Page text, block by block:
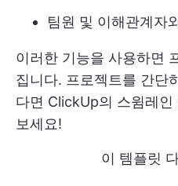
팀원 및 이해관계자
이러한 기능을 사용하면
집니다. 프로젝트를 간단
다면 ClickUp의 스윔레
보세요!
이 템플릿